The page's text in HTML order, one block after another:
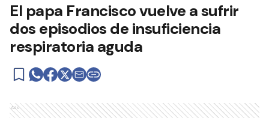
El papa Francisco vuelve a sufrir
dos episodios de insuficiencia
respiratoria aguda
Ads